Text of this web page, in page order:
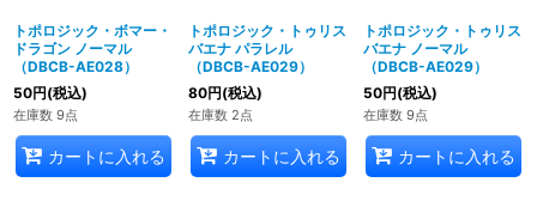
トポロジック・ボマー・
ドラゴン ノーマル
（DBCB-AE028）
50円(税込)
在庫数 9点
カートに入れる
トポロジック・トゥリス
バエナ パラレル
（DBCB-AE029）
80円(税込)
在庫数 2点
カートに入れる
トポロジック・トゥリス
バエナ ノーマル
（DBCB-AE029）
50円(税込)
在庫数 9点
カートに入れる